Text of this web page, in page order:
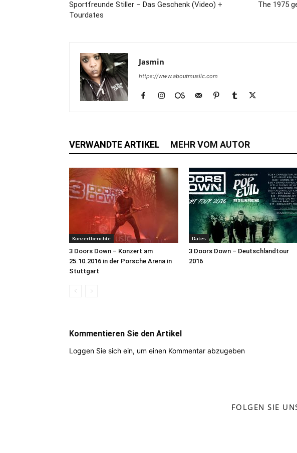
Sportfreunde Stiller – Das Geschenk (Video) +
Tourdates
The 1975
Jasmin
https://www.aboutmusiic.com
VERWANDTE ARTIKEL MEHR VOM AUTOR
Konzertberichte
3 Doors Down – Konzert am
25.10.2016 in der Porsche Arena in
Stuttgart
Dates
3 Doors Down – Deutschlandtour
2016
Kommentieren Sie den Artikel
Loggen Sie sich ein, um einen Kommentar abzugeben
FOLGEN SIE